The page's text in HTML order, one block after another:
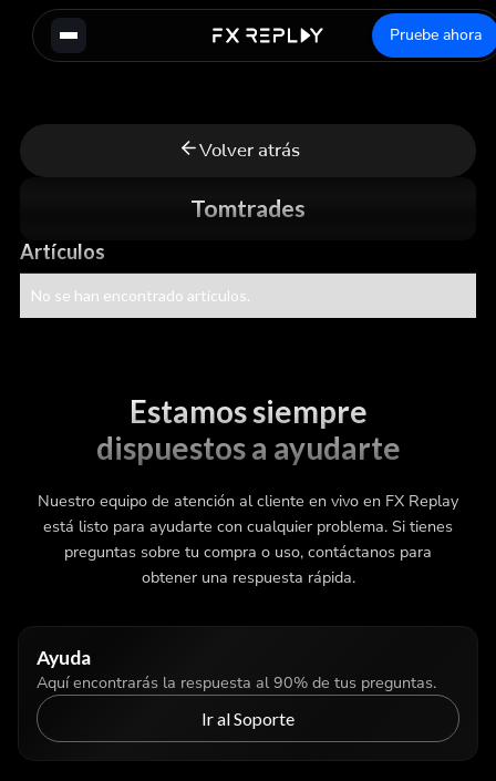
Pruebe ahora
Volver atrás
Tomtrades
Artículos
No se han encontrado artículos.
Estamos siempre
dispuestos a ayudarte
Nuestro equipo de atención al cliente en vivo en FX Replay
está listo para ayudarte con cualquier problema. Si tienes
preguntas sobre tu compra o uso, contáctanos para
obtener una respuesta rápida.
Ayuda
Aquí encontrarás la respuesta al 90% de tus preguntas.
Ir al Soporte